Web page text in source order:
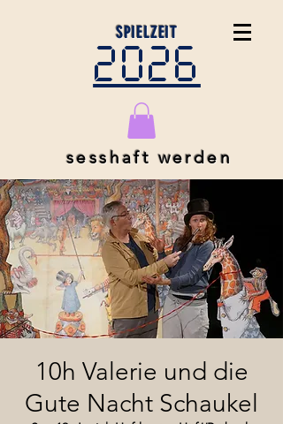
SPIELZEIT
2026
sesshaft werden
10h Valerie und die
Gute Nacht Schaukel